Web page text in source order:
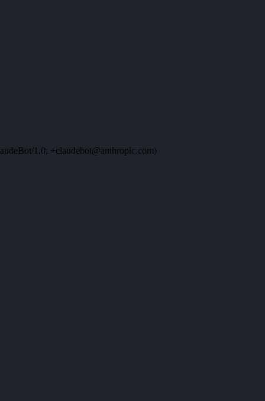
1.0; +claudebot@anthropic.com)